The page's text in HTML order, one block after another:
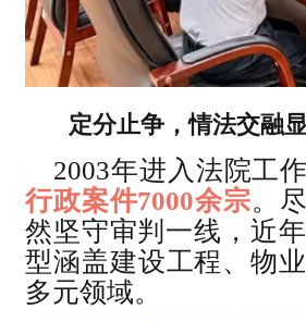
定分止争，情法交融
2003年进入法院工
行政案件7000余宗。
然坚守审判一线，近
型涵盖建设工程、物
多元领域。